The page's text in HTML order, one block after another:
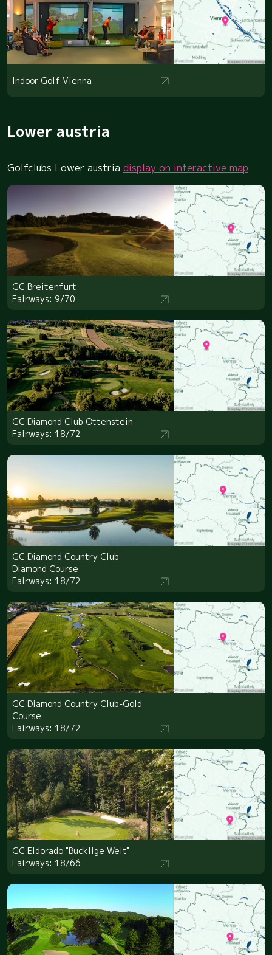
Indoor Golf Vienna
Lower austria
Golfclubs Lower austria display on interactive map
GC Breitenfurt
Fairways: 9/70
GC Diamond Club Ottenstein
Fairways: 18/72
GC Diamond Country Club-
Diamond Course
Fairways: 18/72
GC Diamond Country Club-Gold
Course
Fairways: 18/72
GC Eldorado "Bucklige Welt"
Fairways: 18/66